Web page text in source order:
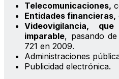
Telecomunicaciones,
Entidades financieras,
Videovigilancia,
imparable, pasando
721 en 2009.
Administraciones
Publicidad electrónica.